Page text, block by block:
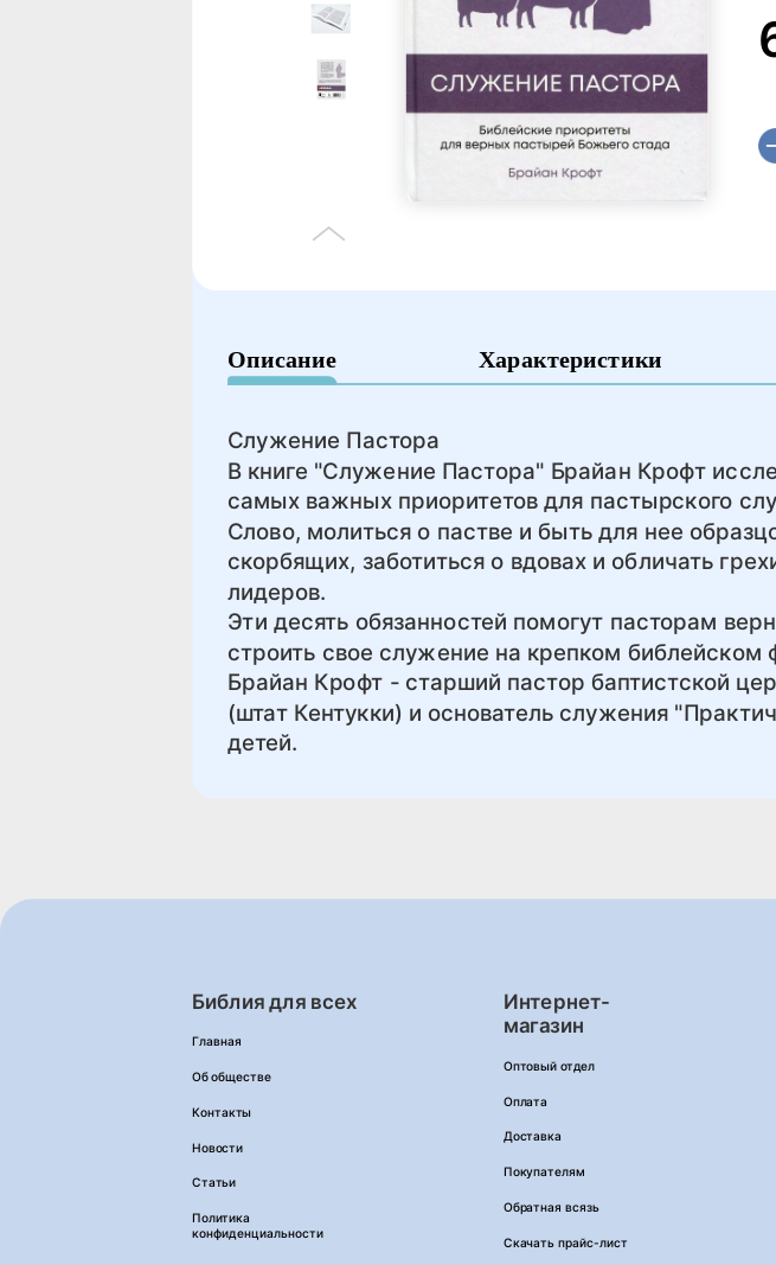
Описание Характеристики
Служение Пастора
В книге "Служение Пастора" Брайан Крофт
самых важных приоритетов для пастырского
Слово, молиться о пастве и быть для нее
скорбящих, заботиться о вдовах и обличать
лидеров.
Эти десять обязанностей помогут пасторам
строить свое служение на крепком библейском
Брайан Крофт - старший пастор баптистской
(штат Кентукки) и основатель служения
детей.
Библия для всех
Главная
Об обществе
Контакты
Новости
Статьи
Политика
конфиденциальности
Интернет-
магазин
Оптовый отдел
Оплата
Доставка
Покупателям
Обратная всязь
Скачать прайс-лист